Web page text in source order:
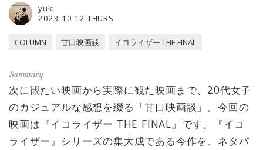
2023-10-12 THURS
yuki
COLUMN 甘口映画談 イコライザー THE FINAL
次に観たい映画から実際に観た映画まで、20代女子
のカジュアルな感想を綴る「甘口映画談」。今回の
映画は『イコライザー THE FINAL』です。『イコ
ライザー』シリーズの集大成である今作を、ネタバ